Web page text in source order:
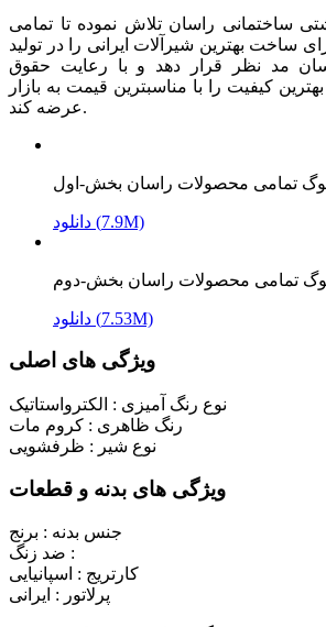
ساختمانی راسان تلاش نموده تا تمامی
ساخت بهترین شیرآلات ایرانی را در تولید
مد نظر قرار دهد و با رعایت حقوق
کیفیت را با مناسبترین قیمت به بازار
عرضه کند.
تمامی محصولات راسان بخش-اول
دانلود (7.9M)
تمامی محصولات راسان بخش-دوم
دانلود (7.53M)
ویژگی های اصلی
نوع رنگ آمیزی : الکترواستاتیک
رنگ ظاهری : کروم مات
نوع شیر : ظرفشویی
ویژگی های بدنه و قطعات
جنس بدنه : برنج
ضد زنگ :
کارتریج : اسپانیایی
پرلاتور : ایرانی